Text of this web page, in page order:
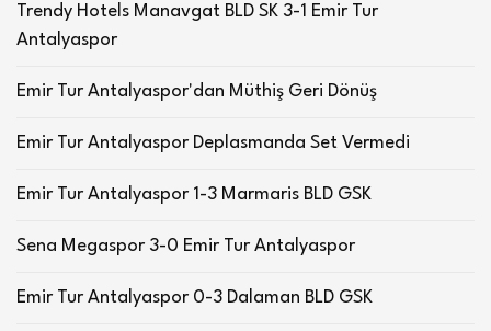
Trendy Hotels Manavgat BLD SK 3-1 Emir Tur
Antalyaspor
Emir Tur Antalyaspor'dan Müthiş Geri Dönüş
Emir Tur Antalyaspor Deplasmanda Set Vermedi
Emir Tur Antalyaspor 1-3 Marmaris BLD GSK
Sena Megaspor 3-0 Emir Tur Antalyaspor
Emir Tur Antalyaspor 0-3 Dalaman BLD GSK